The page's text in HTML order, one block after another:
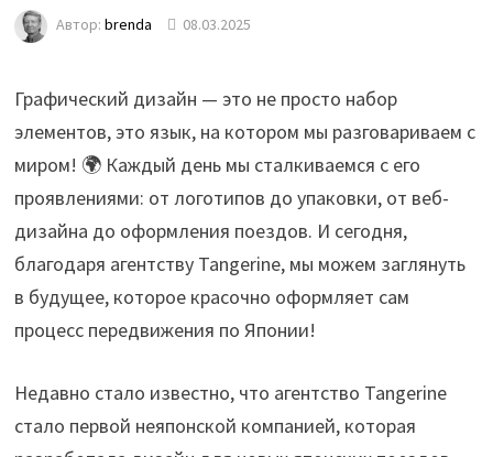
Автор:brenda 08.03.2025
Графический дизайн — это не просто набор
элементов, это язык, на котором мы разговариваем с
миром! 🌍 Каждый день мы сталкиваемся с его
проявлениями: от логотипов до упаковки, от веб-
дизайна до оформления поездов. И сегодня,
благодаря агентству Tangerine, мы можем заглянуть
в будущее, которое красочно оформляет сам
процесс передвижения по Японии!
Недавно стало известно, что агентство Tangerine
стало первой неяпонской компанией, которая